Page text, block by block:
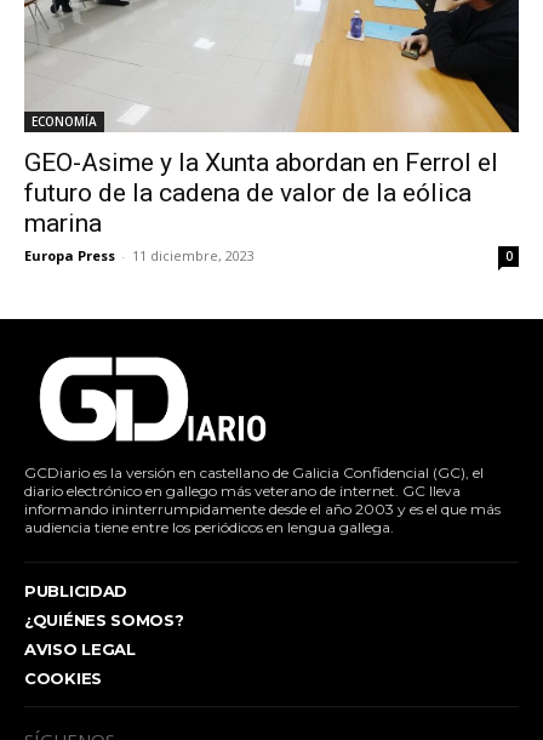
ECONOMÍA
GEO-Asime y la Xunta abordan en Ferrol el
futuro de la cadena de valor de la eólica
marina
Europa Press - 11 diciembre, 2023 0
GCDiario es la versión en castellano de Galicia Confidencial (GC), el
diario electrónico en gallego más veterano de internet. GC lleva
informando ininterrumpidamente desde el año 2003 y es el que más
audiencia tiene entre los periódicos en lengua gallega.
PUBLICIDAD
¿QUIÉNES SOMOS?
AVISO LEGAL
COOKIES